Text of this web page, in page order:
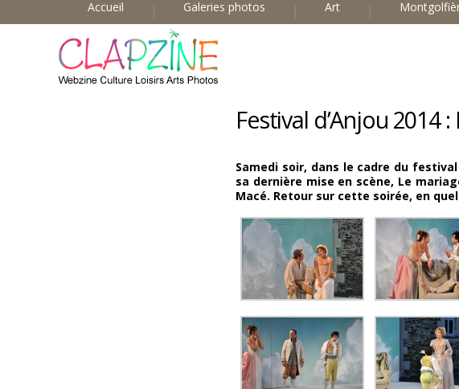
Accueil Galeries photos Art
Festival d’Anjou 2014
Samedi soir, dans le cadre du festival
sa dernière mise en scène, Le
Macé. Retour sur cette soirée, en